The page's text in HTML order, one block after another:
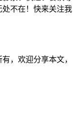
不在！快来关注我
有，欢迎分享本文，